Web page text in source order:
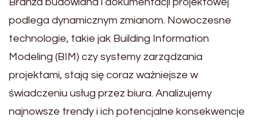
podlega dynamicznym zmianom. Nowoczesne
technologie, takie jak Building Information
Modeling (BIM) czy systemy zarządzania
projektami, stają się coraz ważniejsze w
świadczeniu usług przez biura. Analizujemy
najnowsze trendy i ich potencjalne konsekwencje